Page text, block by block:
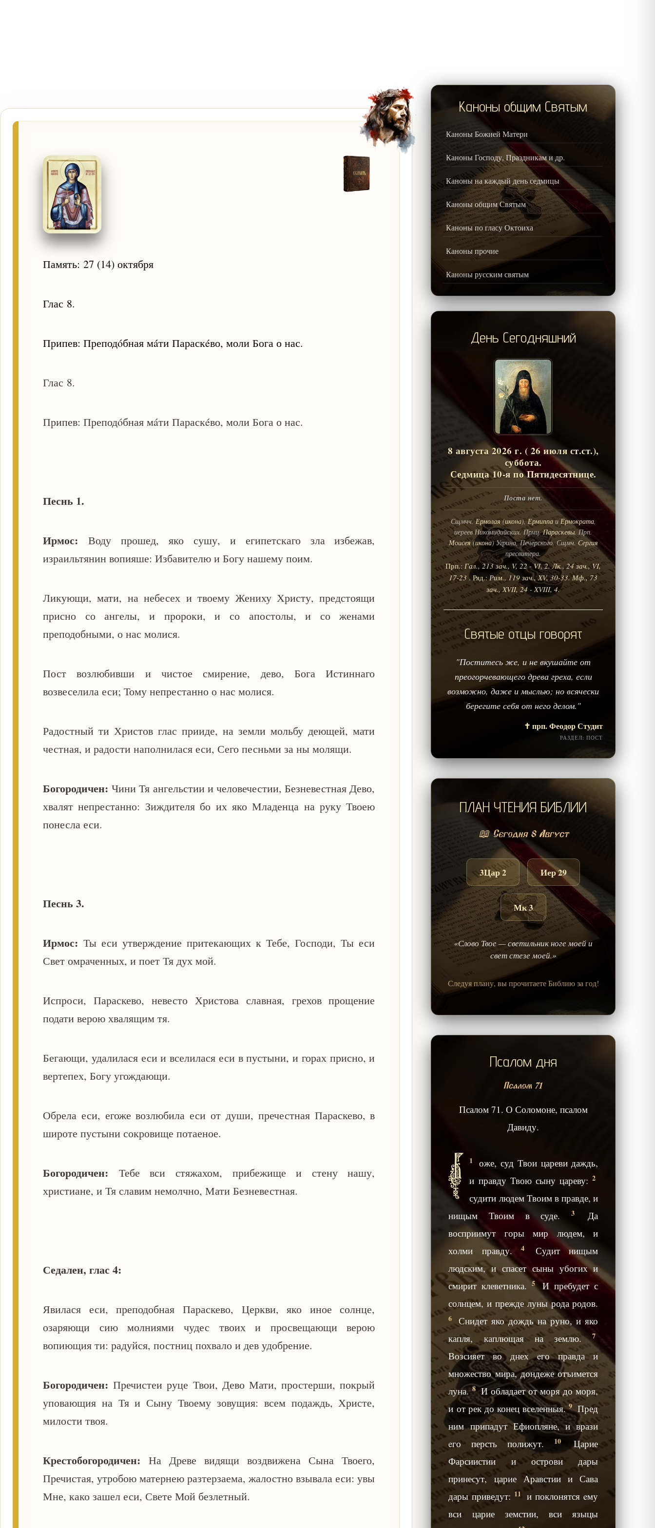
Память: 27 (14) октября
Глас 8.
Припев: Преподóбная мáти Параскéво, моли Бога о нас.
Глас 8.
Припев: Преподóбная мáти Параскéво, моли Бога о нас.
Песнь 1.
Ирмос: Воду прошед, яко сушу, и египетскаго зла избежав,
израильтянин вопияше: Избавителю и Богу нашему поим.
Ликующи, мати, на небесех и твоему Жениху Христу, предстоящи
присно со ангелы, и пророки, и со апостолы, и со женами
преподобными, о нас молися.
Пост возлюбивши и чистое смирение, дево, Бога Истиннаго
возвеселила еси; Тому непрестанно о нас молися.
Радостный ти Христов глас прииде, на земли мольбу деющей, мати
честная, и радости наполнилася еси, Сего песньми за ны молящи.
Богородичен:Чини Тя ангельстии и человечестии, Безневестная Дево,
хвалят непрестанно: Зиждителя бо их яко Младенца на руку Твоею
понесла еси.
Песнь 3.
Ирмос:Ты еси утверждение притекающих к Тебе, Господи, Ты еси
Свет омраченных, и поет Тя дух мой.
Испроси, Параскево, невесто Христова славная, грехов прощение
подати верою хвалящим тя.
Бегающи, удалилася еси и вселилася еси в пустыни, и горах присно, и
вертепех, Богу угождающи.
Обрела еси, егоже возлюбила еси от души, пречестная Параскево, в
широте пустыни сокровище потаеное.
Богородичен: Тебе вси стяжахом, прибежище и стену нашу,
христиане, и Тя славим немолчно, Мати Безневестная.
Седален, глас 4:
Явилася еси, преподобная Параскево, Церкви, яко иное солнце,
озаряющи сию молниями чудес твоих и просвещающи верою
вопиющия ти: радуйся, постниц похвало и дев удобрение.
Богородичен:Пречистеи руце Твои, Дево Мати, простерши, покрый
уповающия на Тя и Сыну Твоему зовущия: всем подаждь, Христе,
милости твоя.
Крестобогородичен:На Древе видящи воздвижена Сына Твоего,
Пречистая, утробою матернею разтерзаема, жалостно взывала еси: увы
Мне, како зашел еси, Свете Мой безлетный.
Каноны общим Святым
Каноны Божией Матери
Каноны Господу, Праздникам и др.
Каноны на каждый день седмицы
Каноны общим Святым
Каноны по гласу Октоиха
Каноны прочие
Каноны русским святым
День Сегодняшний
8 августа 2026 г. ( 26 июля ст.ст.),
суббота.
Седмица 10-я по Пятидесятнице.
Поста нет.
Сщмчч.Ермолая(икона),Ермиппаи Ермократа,
иереев Никомидийских. Прмц.Параскевы. Прп.
Моисея(икона) Угрина, Печерского. Сщмч. Сергия
пресвитера.
Прп.:Гал., 213 зач., V, 22 - VI, 2. Лк., 24 зач., VI,
17-23 . Ряд.:Рим., 119 зач., XV, 30-33. Мф., 73
зач., XVII, 24 - XVIII, 4.
Святые отцы говорят
"Поститесь же, и не вкушайте от
преогорчевающего древа греха, если
возможно, даже и мыслью; но всячески
берегите себя от него делом."
✝️ прп. Феодор Студит
РАЗДЕЛ: ПОСТ
ПЛАН ЧТЕНИЯ БИБЛИИ
📖 Сегодня 8 Август
3Цар 2 Иер 29
Мк 3
«Слово Твое — светильник ноге моей и
свет стезе моей.»
Следуя плану, вы прочитаете Библию за год!
Псалом дня
Псалом 71
Псалом 71. О Соломоне, псалом
Давиду.
1
Б
оже, суд Твои цареви даждь,
и правду Твою сыну цареву:2
судити людем Твоим в правде, и
нищым Твоим в суде.
3
Да
восприимут горы мир людем, и
холми правду.
4
Судит нищым
людским, и спасет сыны убогих и
смирит клеветника.5 И пребудет с
солнцем, и прежде луны рода родов.
6
Снидет яко дождь на руно, и яко
капля, каплющая на землю.7
Возсияет во днех eго правда и
множество мира, дондеже отъимется
луна.8 И обладает от моря до моря,
и от рек до конец вселенныя.9 Пред
ним припадут Ефиопляне, и врази
eго персть полижут.
10
Царие
Фарсиистии и острови дары
принесут, царие Аравстии и Сава
дары приведут: 11
и поклонятся eму
вси царие земстии, вси языцы